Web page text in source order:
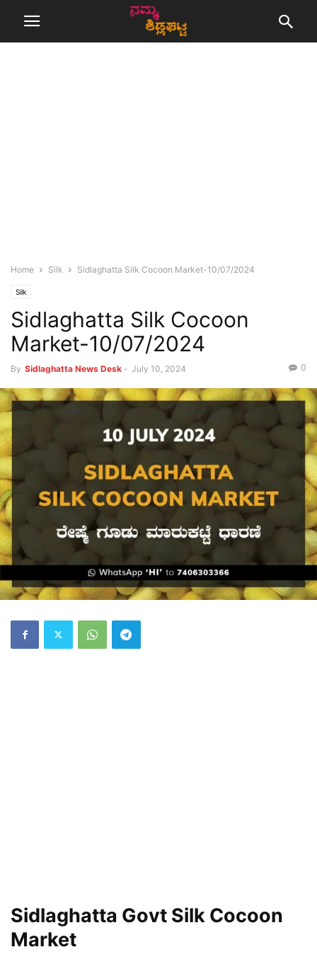
Home Silk Sidlaghatta Silk Cocoon Market-10/07/2024
Silk
Sidlaghatta Silk Cocoon
Market-10/07/2024
By Sidlaghatta News Desk - July 10, 2024 0
Sidlaghatta Govt Silk Cocoon
Market